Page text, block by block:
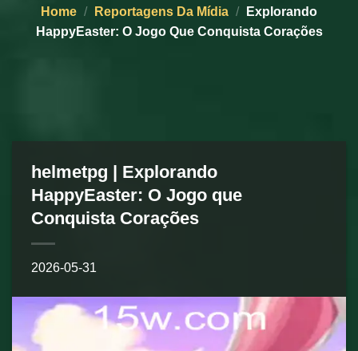
Home / Reportagens Da Mídia /
Explorando
HappyEaster: O Jogo Que Conquista Corações
helmetpg | Explorando
HappyEaster: O Jogo que
Conquista Corações
2026-05-31